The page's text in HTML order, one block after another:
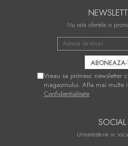
Nu rata ofertele si
Vreau sa primesc newsletter
magazinului. Afla mai multe
Confidentialitate
SOCIAL
Urmareste-ne in